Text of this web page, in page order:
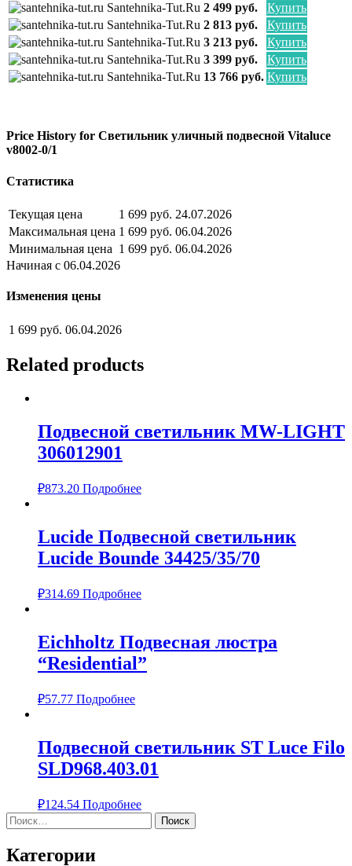
Santehnika-Tut.ru 2 499 руб.
Купить
Santehnika-Tut.ru 2 813 руб.
Купить
Santehnika-Tut.ru 3 213 руб.
Купить
Santehnika-Tut.ru 3 399 руб.
Купить
Santehnika-Tut.ru 13 766 руб. Купить
Price History for Светильник уличный подвесной Vitaluce
v8002-0/1
Статистика
Текущая цена 1 699 руб. 24.07.2026
Максимальная цена 1 699 руб. 06.04.2026
Минимальная цена 1 699 руб. 06.04.2026
Начиная с 06.04.2026
Изменения цены
1 699 руб. 06.04.2026
Related products
Подвесной светильник MW-LIGHT
306012901
₽873.20 Подробнее
Lucide Подвесной светильник
Lucide Bounde 34425/35/70
₽314.69 Подробнее
Eichholtz Подвесная люстра
“Residential”
₽57.77 Подробнее
Подвесной светильник ST Luce Filo
SLD968.403.01
₽124.54 Подробнее
Найти:
Категории